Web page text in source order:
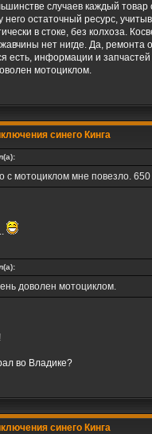
случаев каждый товар
него остаточный ресурс,
в стоке, без колхоза.
нет нигде. Да, ремонта
есть, информации и
мотоциклом.
синего Кинга
с мотоциклом мне повезло.
доволен мотоциклом.
во Владике?
синего Кинга